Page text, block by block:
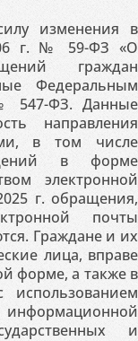
изменения в
г. № 59-ФЗ «О
граждан
Федеральным
547-ФЗ. Данные
направления
в том числе
в форме
электронной
г. обращения,
почты
Граждане и их
лица, вправе
форме, а также в
использованием
и